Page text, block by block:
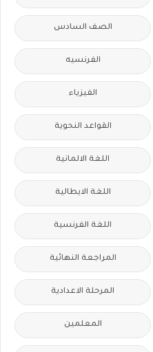
الصف السادس
الفرنسيه
الفيزياء
القواعد النحوية
اللغة الالمانية
اللغة الايطالية
اللغة الفرنسية
المراجعة النهائية
المرحلة الاعدادية
المعلمين